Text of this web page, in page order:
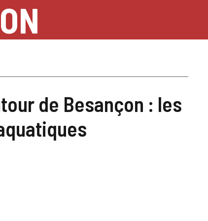
de Besançon : les